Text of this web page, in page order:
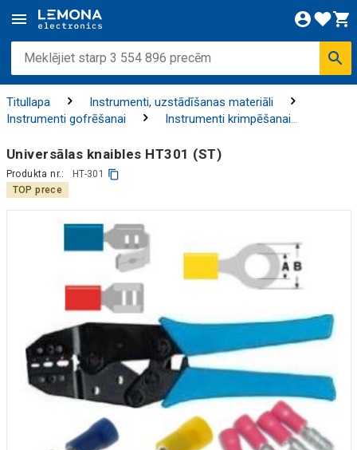
Titullapa
Instrumenti, uzstādīšanas materiāli
Instrumenti gofrēšanai
Instrumenti krimpēšanai
Universālas knaibles HT301 (ST)
Produkta nr.:
HT-301
TOP prece